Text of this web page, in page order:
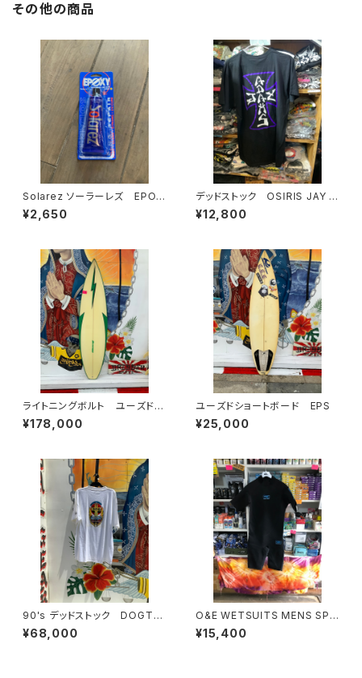
その他の商品
Solarez ソーラーレズ EPOX
Y DING REPAIR リペア サー
フィン サーフボード リペア
¥2,650
デッドストック OSIRIS JAY A
DAMS
¥12,800
ライトニングボルト ユーズド
新中古 サーフボード ショー
トボード
¥178,000
ユーズドショートボード EPS
¥25,000
90's デッドストック DOGTO
WN
¥68,000
O&E WETSUITS MENS SPR
ING SUIT 2/2mm スプリン
グ ウエットスーツ｜メンズ
¥15,400